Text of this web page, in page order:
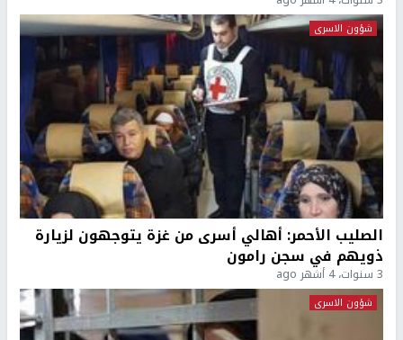
شؤون الاسرى
الصليب الأحمر: أهالي أسرى من غزة يتوجهون لزيارة
ذويهم في سجن رامون
3 سنوات، 4 أشهر ago
شؤون الاسرى